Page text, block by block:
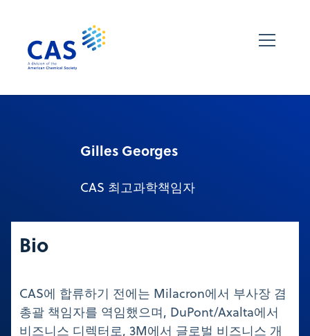
Gilles Georges
CAS 최고과학책임자
Bio
CAS에 합류하기 전에는 Milacron에서 부사장 겸
총괄 책임자를 역임했으며, DuPont/Axalta에서
비즈니스 디렉터로, 3M에서 글로벌 비즈니스 개